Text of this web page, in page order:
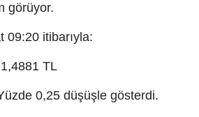
görüyor.
09:20 itibarıyla:
TL
0,25 düşüşle gösterdi.